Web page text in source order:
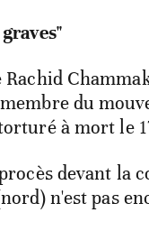
Rachid
du
à mort le
devant la
n'est pas